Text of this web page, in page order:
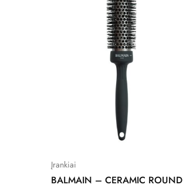
Įrankiai
BALMAIN – CERAMIC ROUND